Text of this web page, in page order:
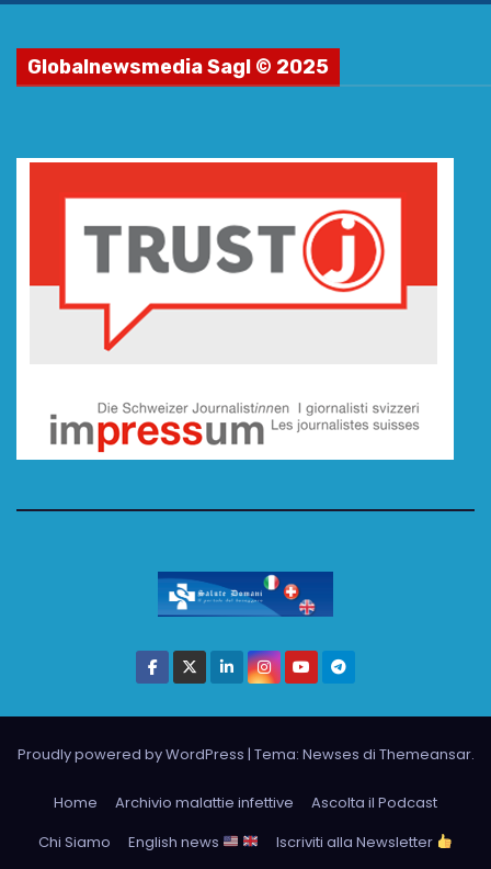
Globalnewsmedia Sagl © 2025
Proudly powered by WordPress | Tema: Newses di Themeansar.
Home Archivio malattie infettive
Ascolta il Podcast
Chi Siamo
English news
Iscriviti alla Newsletter